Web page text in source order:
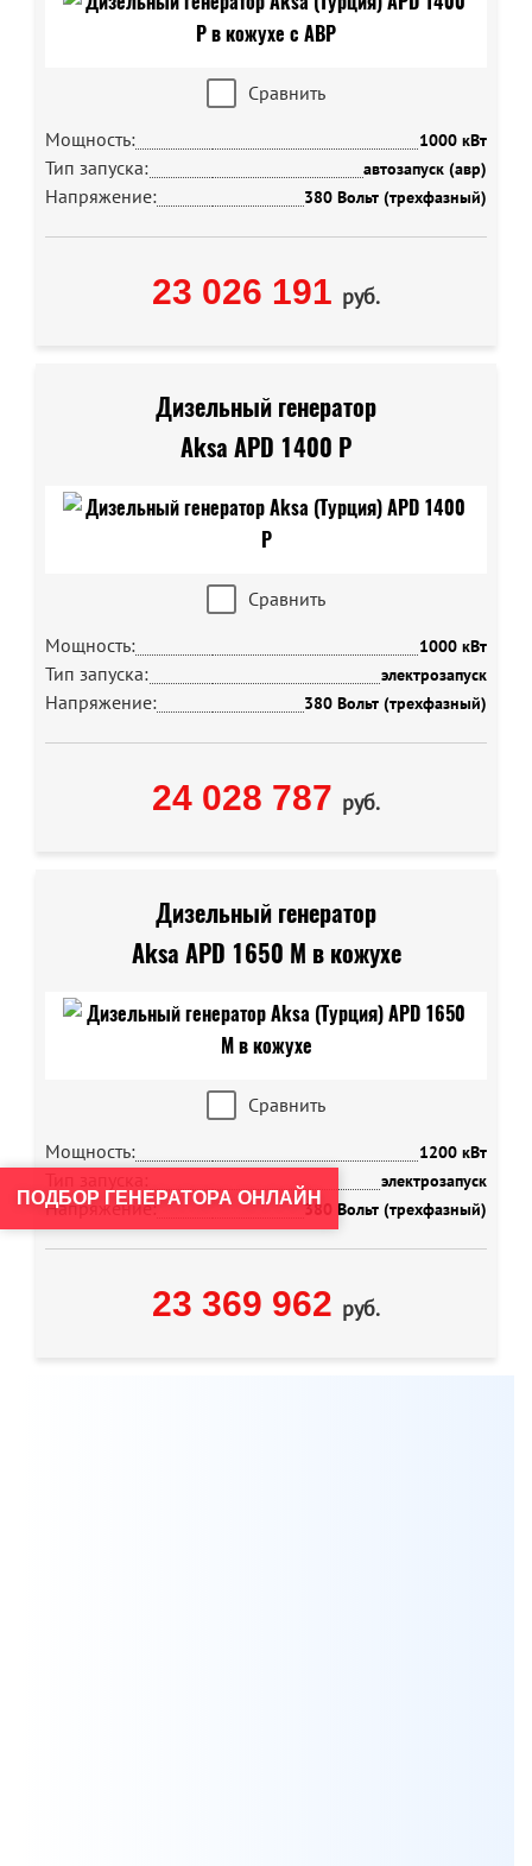
Сравнить
Мощность:
1000 кВт
Тип запуска: автозапуск (авр)
Напряжение: 380 Вольт (трехфазный)
23 026 191 руб.
Дизельный генератор
Aksa APD 1400 P
Сравнить
Мощность:
1000 кВт
Тип запуска: электрозапуск
Напряжение: 380 Вольт (трехфазный)
24 028 787 руб.
Дизельный генератор
Aksa APD 1650 M в кожухе
Сравнить
Мощность:
1200 кВт
электрозапуск
Напряжение: 380 Вольт (трехфазный)
23 369 962 руб.
ПОДБОР ГЕНЕРАТОРА ОНЛАЙН